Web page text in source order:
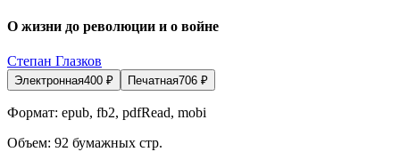
О жизни до революции и о войне
Степан Глазков
Электронная400 ₽ Печатная706 ₽
Формат: epub, fb2, pdfRead, mobi
Объем: 92 бумажных стр.